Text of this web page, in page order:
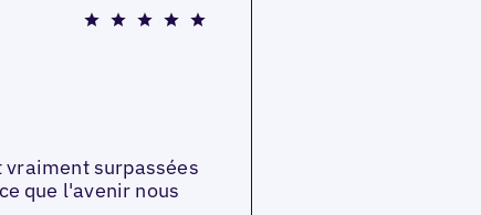
vraiment surpassées
que l'avenir nous